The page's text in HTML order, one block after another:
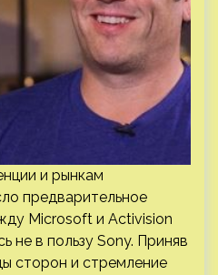
и рынкам
предварительное
Microsoft и Activision
не в пользу Sony. Приняв
сторон и стремление